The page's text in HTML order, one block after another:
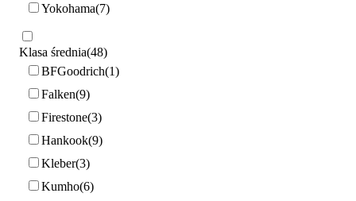
Yokohama 7
Klasa średnia 48
BFGoodrich 1
Falken 9
Firestone 3
Hankook 9
Kleber 3
Kumho 6